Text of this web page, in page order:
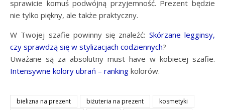
sprawicie komuś podwójną przyjemność. Prezent będzie
nie tylko piękny, ale także praktyczny.
W Twojej szafie powinny się znaleźć: Skórzane legginsy,
czy sprawdzą się w stylizacjach codziennych?
Uważane są za absolutny must have w kobiecej szafie.
Intensywne kolory ubrań – ranking kolorów.
bielizna na prezent biżuteria na prezent
kosmetyki